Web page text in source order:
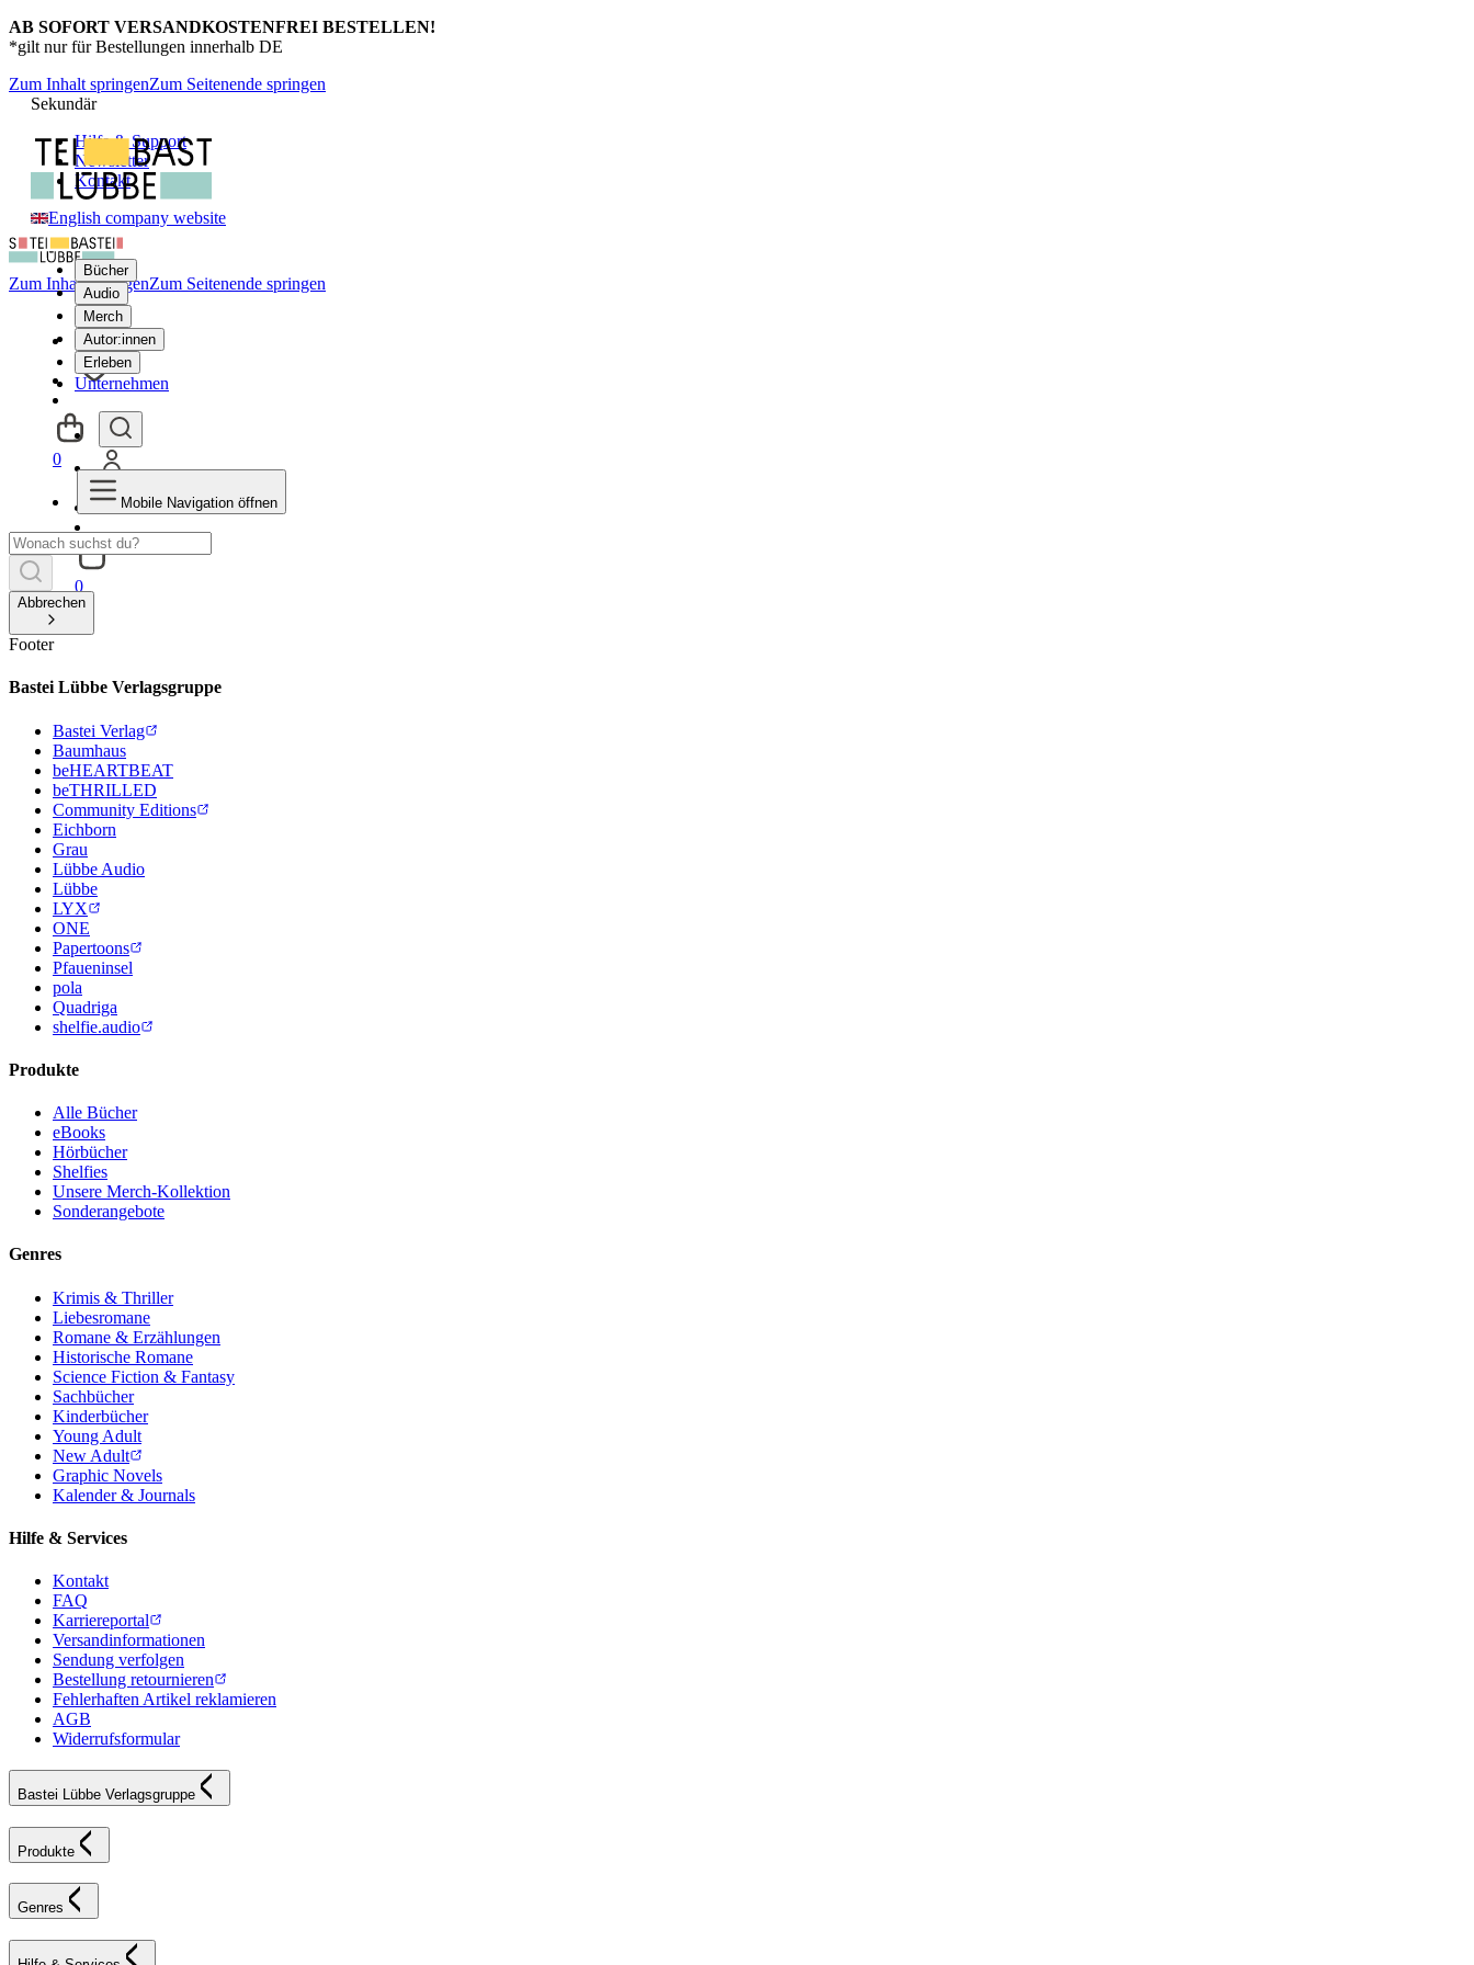
AB SOFORT VERSANDKOSTENFREI BESTELLEN!
*gilt nur für Bestellungen innerhalb DE
Zum Inhalt springenZum Seitenende springen
Sekundär
Hilfe & Support
Newsletter
Kontakt
English company website
Bücher
Audio
Merch
Autor:innen
Erleben
Unternehmen
0
Zum Inhalt springenZum Seitenende springen
0
Mobile Navigation öffnen
Abbrechen
Footer
Bastei Lübbe Verlagsgruppe
Bastei Verlag
Baumhaus
beHEARTBEAT
beTHRILLED
Community Editions
Eichborn
Grau
Lübbe Audio
Lübbe
LYX
ONE
Papertoons
Pfaueninsel
pola
Quadriga
shelfie.audio
Produkte
Alle Bücher
eBooks
Hörbücher
Shelfies
Unsere Merch-Kollektion
Sonderangebote
Genres
Krimis & Thriller
Liebesromane
Romane & Erzählungen
Historische Romane
Science Fiction & Fantasy
Sachbücher
Kinderbücher
Young Adult
New Adult
Graphic Novels
Kalender & Journals
Hilfe & Services
Kontakt
FAQ
Karriereportal
Versandinformationen
Sendung verfolgen
Bestellung retournieren
Fehlerhaften Artikel reklamieren
AGB
Widerrufsformular
Bastei Lübbe Verlagsgruppe
Produkte
Genres